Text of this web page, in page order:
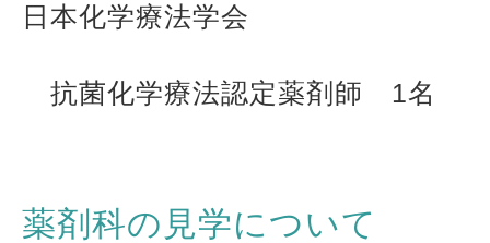
日本化学療法学会
抗菌化学療法認定薬剤師 1名
薬剤科の見学について